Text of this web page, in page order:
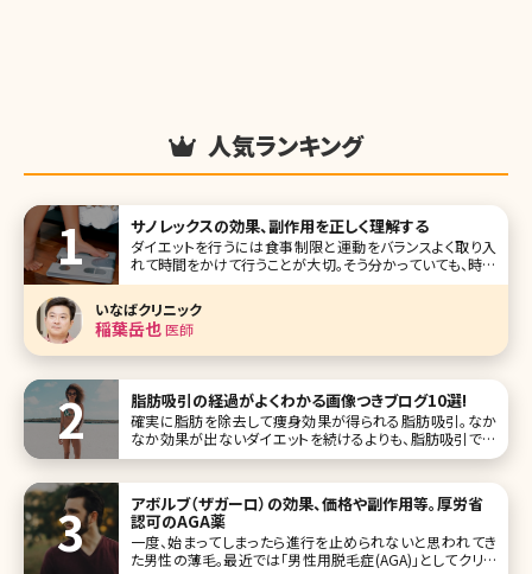
人気ランキング
サノレックスの効果、副作用を正しく理解する
ダイエットを行うには食事制限と運動をバランスよく取り入
れて時間をかけて行うことが大切。そう分かっていても、時に
は短期間で痩せたい!というときがありますよね。また頑張っ
てもダイエットが成功しない場合、心が折れてしまいそうに
なることも。そんな悩み
いなばクリニック
稲葉岳也医師
脂肪吸引の経過がよくわかる画像つきブログ10選!
確実に脂肪を除去して痩身効果が得られる脂肪吸引。なか
なか効果が出ないダイエットを続けるよりも、脂肪吸引で手
っ取り早く痩せたいけど、なかなか手術を受ける勇気が出な
を整える外科手術です。
アボルブ（ザガーロ）の効果、価格や副作用等。厚労省
認可のAGA薬
一度、始まってしまったら進行を止められないと思われてき
た男性の薄毛。最近では「男性用脱毛症(AGA)」としてクリニ